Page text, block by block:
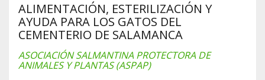
ALIMENTACIÓN, ESTERILIZACIÓN Y
AYUDA PARA LOS GATOS DEL
CEMENTERIO DE SALAMANCA
ASOCIACIÓN SALMANTINA PROTECTORA DE
ANIMALES Y PLANTAS (ASPAP)